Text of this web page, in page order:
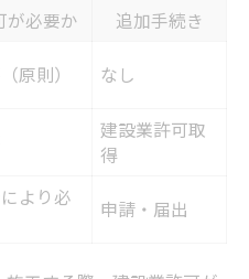
が必要か
追加手続き
原則） なし
建設業許可取
得
より必
申請・届出